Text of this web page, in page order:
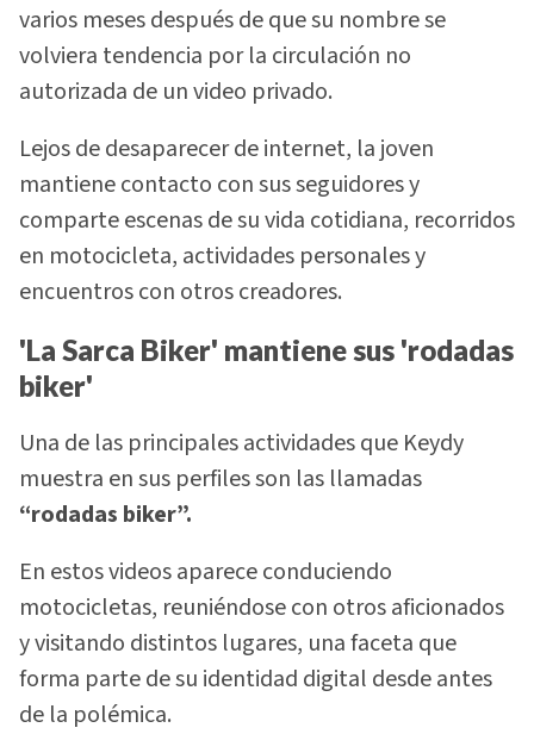
varios meses después de que su nombre se
volviera tendencia por la circulación no
autorizada de un video privado.
Lejos de desaparecer de internet, la joven
mantiene contacto con sus seguidores y
comparte escenas de su vida cotidiana, recorridos
en motocicleta, actividades personales y
encuentros con otros creadores.
'La Sarca Biker' mantiene sus 'rodadas
biker'
Una de las principales actividades que Keydy
muestra en sus perfiles son las llamadas
“rodadas biker”.
En estos videos aparece conduciendo
motocicletas, reuniéndose con otros aficionados
y visitando distintos lugares, una faceta que
forma parte de su identidad digital desde antes
de la polémica.